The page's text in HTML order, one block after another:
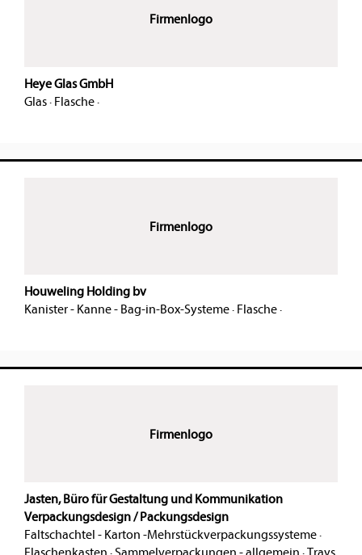
Firmenlogo
Heye Glas GmbH
Glas· Flasche·
Firmenlogo
Houweling Holding bv
Kanister - Kanne - Bag-in-Box-Systeme· Flasche·
Firmenlogo
Jasten, Büro für Gestaltung und Kommunikation
Verpackungsdesign / Packungsdesign
Faltschachtel - Karton -Mehrstückverpackungssysteme·